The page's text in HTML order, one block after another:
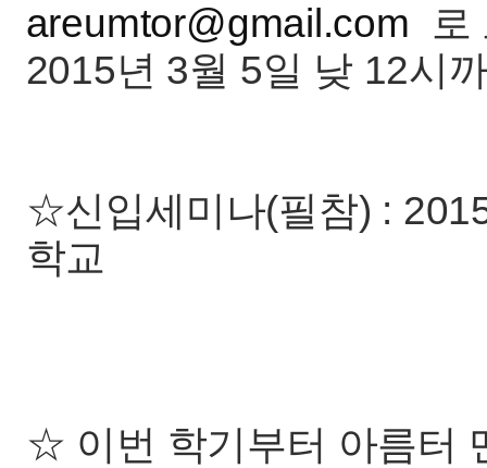
areumtor@gmail.com 로
2015년 3월 5일 낮 12시
☆신입세미나(필참) :
학교
☆ 이번 학기부터 아름터